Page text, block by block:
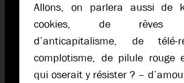
Allons, on parlera aussi de
cookies, de rêves
d’anticapitalisme, de
complotisme, de pilule rouge
qui oserait y résister ? –